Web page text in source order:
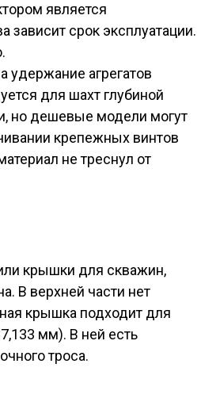
является
зависит срок эксплуатации.
удержание агрегатов
для шахт глубиной
но дешевые модели могут
крепежных винтов
не треснул от
крышки для скважин,
В верхней части нет
крышка подходит для
мм). В ней есть
троса.